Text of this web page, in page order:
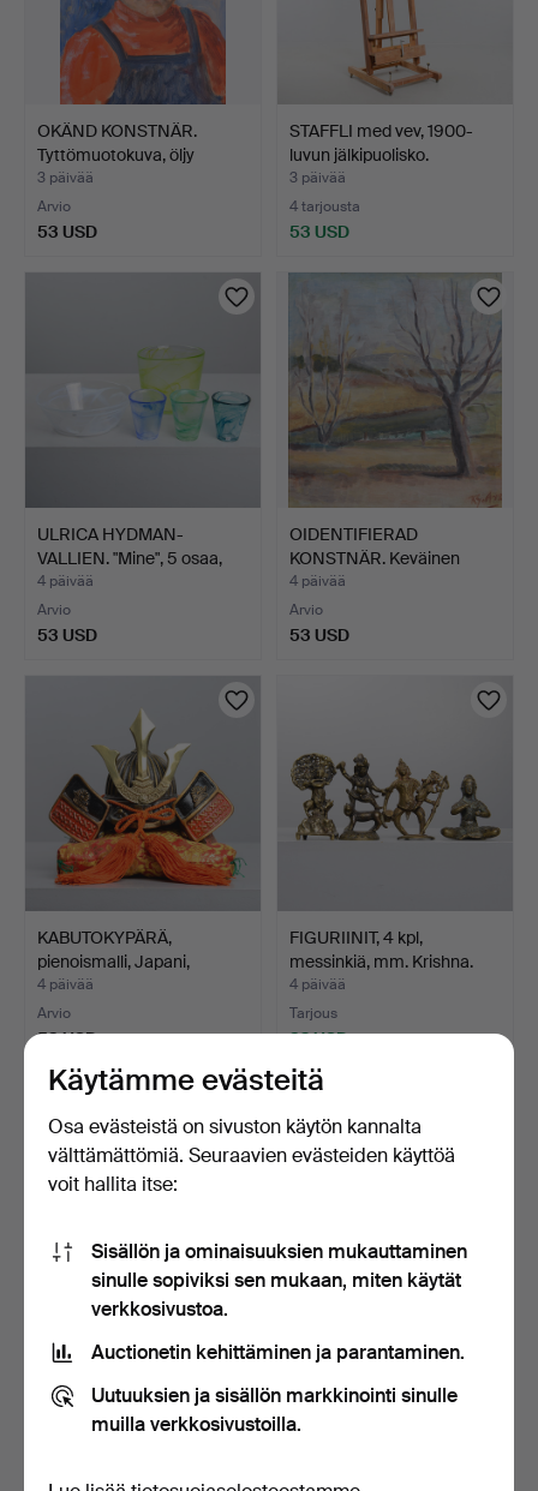
OKÄND KONSTNÄR.
Tyttömuotokuva, öljy
panee…
3 päivää
Arvio
53 USD
STAFFLI med vev, 1900-
luvun jälkipuolisko.
3 päivää
4 tarjousta
53 USD
ULRICA HYDMAN-
VALLIEN. "Mine", 5 osaa,
Kos…
4 päivää
Arvio
53 USD
OIDENTIFIERAD
KONSTNÄR. Keväinen
maisema, …
4 päivää
Arvio
53 USD
KABUTOKYPÄRÄ,
pienoismalli, Japani,
1900/2…
4 päivää
Arvio
53 USD
FIGURIINIT, 4 kpl,
messinkiä, mm. Krishna.
4 päivää
Tarjous
32 USD
VEISTOKSET, 2 kpl, Buddha,
veistettyä puut…
4 päivää
ANNA EHRNER. Maljakko,
kulho, tuikkulyhdyt…
4 päivää
Tarjous
Käytämme evästeitä
Osa evästeistä on sivuston käytön kannalta
välttämättömiä. Seuraavien evästeiden käyttöä
voit hallita itse:
Sisällön ja ominaisuuksien mukauttaminen
sinulle sopiviksi sen mukaan, miten käytät
verkkosivustoa.
Auctionetin kehittäminen ja parantaminen.
Uutuuksien ja sisällön markkinointi sinulle
muilla verkkosivustoilla.